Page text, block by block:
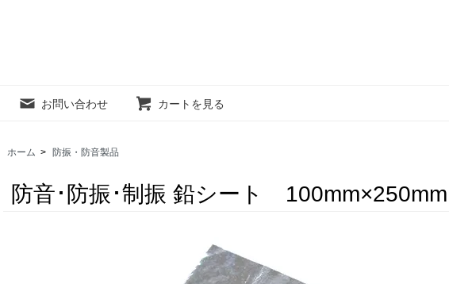
お問い合わせ カートを見る
ホーム > 防振・防音製品
防音･防振･制振 鉛シート